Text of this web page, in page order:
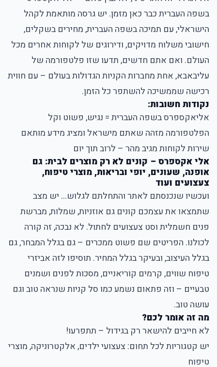
בשפה העברית כבר כאן מזמן. יש גרסה מותאמת לקהל
הישראלי, עם תמיכה בשפה העברית, מחירים בשקלים,
חישובי משלוח מדויקים, ודירוגים של לקוחות אחרים מכל
העולם. ואם אתם חדשים, תדעו שזו פלטפורמה של
עליבאבא, אחת מחברות הקניות הגדולות בעולם – עם חווית
רכישה שממשיכה להשתפר כל הזמן.
נקודות חשובות:
אליאקספרס בשפה העברית = נגיש, פשוט וקל
הפלטפורמה מזהה שאתם מישראל ומציג מידע מותאם
שירות לקוחות מגיב מהר – לרוב תוך יום
אלי אקספרס – קונים לא רק מוצרים לבית: גם
אופנה, שעונים, יופי ובריאות, מוצרי טיפוח,
צעצועים ועוד
ועכשיו שנכנסתם לאתר והתחלתם לגלוש... יש מצב
שתמצאו את עצמכם קונים גם אוזניות, שמלות, מברשת
פנים חשמלית וסט צעצועים לחתול. לא נבכה, זה קורה
לכולנו. הפריטים שם פשוט ממכרים – גם בגלל המבחר, גם
בגלל העיצוב, ובעיקר בגלל המחיר. תוסיפו לזה אביזרי
טיפוח שווים, קרמים קוריאניים, מסכות לפנים ושמנים
טבעיים – וזה פתאום נשמע כמו סל קניות שנראה טוב וגם
עושה טוב.
מה זה אומר לכם?
לא חייבים להישאר רק בגידול – תתפרעו!
יש קטגוריות לכל תחום: צעצועי ילדים, אלקטרוניקה, מוצרי
טיפוח